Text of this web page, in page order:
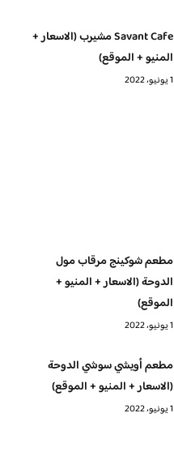
Savant Cafe مشيرب (الاسعار +
المنيو + الموقع)
1 يونيو، 2022
مطعم شوكينج مرقاب مول
الدوحة (الاسعار + المنيو +
الموقع)
1 يونيو، 2022
مطعم أويشي سوشي الدوحة
(الاسعار + المنيو + الموقع)
1 يونيو، 2022